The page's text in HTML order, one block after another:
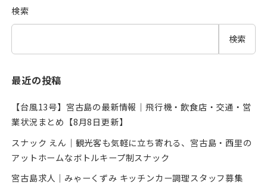
検索
検索
最近の投稿
【台風13号】宮古島の最新情報｜飛行機・飲食店・交通・営
業状況まとめ【8月8日更新】
スナック えん｜観光客も気軽に立ち寄れる、宮古島・西里の
アットホームなボトルキープ制スナック
宮古島求人｜みゃーくずみ キッチンカー調理スタッフ募集